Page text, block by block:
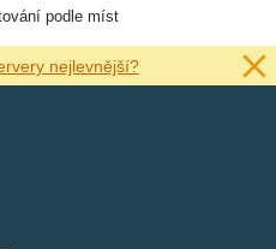
podle míst
nejlevnější?